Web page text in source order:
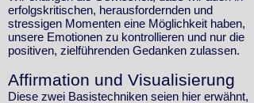
erfolgskritischen, herausfordernden und
stressigen Momenten eine Möglichkeit haben,
unsere Emotionen zu kontrollieren und nur die
positiven, zielführenden Gedanken zulassen.
Affirmation und Visualisierung
Diese zwei Basistechniken seien hier erwähnt,